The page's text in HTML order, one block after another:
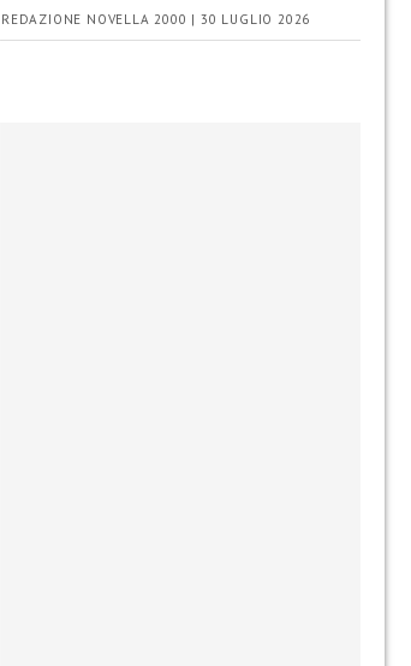
REDAZIONE NOVELLA 2000 | 30 LUGLIO 2026